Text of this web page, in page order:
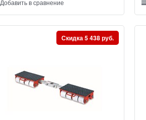
Добавить в сравнение
Скидка 5 438 руб.